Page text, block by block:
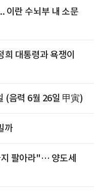
이란 수뇌부 내 소문
대통령과 욕쟁이
(음력 6월 26일 甲寅)
까
팔아라"… 양도세